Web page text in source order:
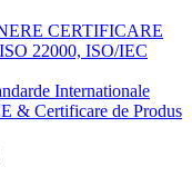
CERTIFICARE
22000, ISO/IEC
Internationale
& Certificare de Produs